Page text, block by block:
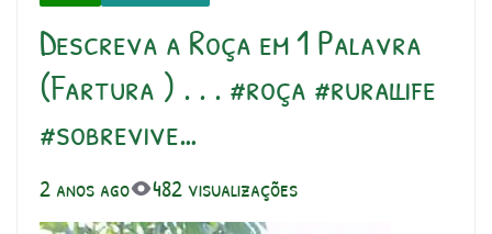
Descreva a Roça em 1 Palavra
(Fartura ) . . . #roça #rurallife
#sobrevive…
2 anos ago 482 visualizações